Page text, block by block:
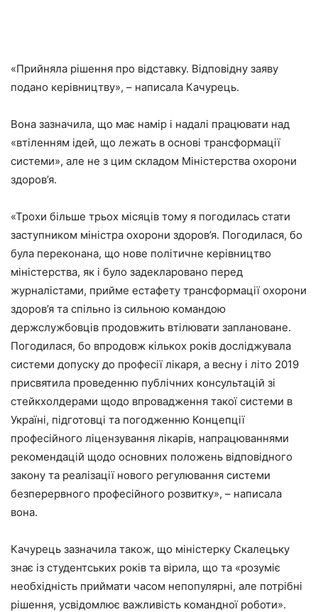
«Прийняла рішення про відставку. Відповідну заяву
подано керівництву», – написала Качурець.
Вона зазначила, що має намір і надалі працювати над
«втіленням ідей, що лежать в основі трансформації
системи», але не з цим складом Міністерства охорони
здоров’я.
«Трохи більше трьох місяців тому я погодилась стати
заступником міністра охорони здоров’я. Погодилася, бо
була переконана, що нове політичне керівництво
міністерства, як і було задекларовано перед
журналістами, прийме естафету трансформації охорони
здоров’я та спільно із сильною командою
держслужбовців продовжить втілювати заплановане.
Погодилася, бо впродовж кількох років досліджувала
системи допуску до професії лікаря, а весну і літо 2019
присвятила проведенню публічних консультацій зі
стейкхолдерами щодо впровадження такої системи в
Україні, підготовці та погодженню Концепції
професійного ліцензування лікарів, напрацюваннями
рекомендацій щодо основних положень відповідного
закону та реалізації нового регулювання системи
безперервного професійного розвитку», – написала
вона.
Качурець зазначила також, що міністерку Скалецьку
знає із студентських років та вірила, що та «розуміє
необхідність приймати часом непопулярні, але потрібні
рішення, усвідомлює важливість командної роботи».